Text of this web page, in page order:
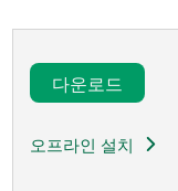
다운로드​
오프라인 설치